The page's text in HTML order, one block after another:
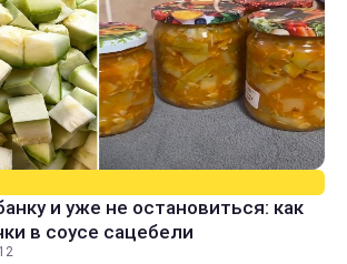
и уже не остановиться: как
в соусе сацебели